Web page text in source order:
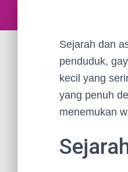
Sejarah dan
penduduk,
kecil yang
yang penuh
menemukan